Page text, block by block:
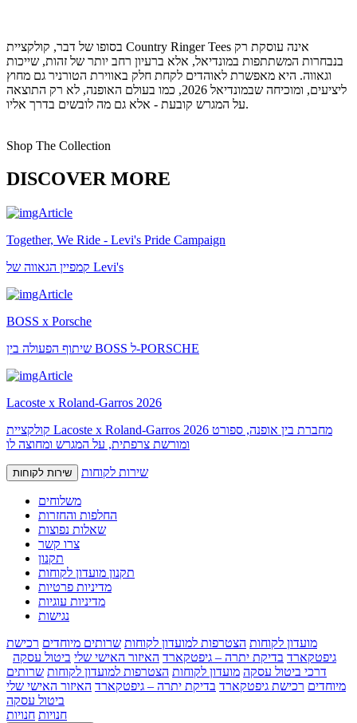
בסופו של דבר, קולקציית Country Ringer Tees אינה עוסקת רק
בנבחרות המשתתפות במונדיאל, אלא ברעיון רחב יותר של זהות, שייכות
וגאווה. היא מאפשרת לאוהדים לקחת חלק באווירת הטורניר גם מחוץ
ליציעים, ומוכיחה שבמונדיאל 2026, כמו בעולם האופנה, לא רק התוצאה
על המגרש קובעת - אלא גם מה לובשים בדרך אליו.
Shop The Collection
DISCOVER MORE
Together, We Ride - Levi's Pride Campaign
קמפיין הגאווה של Levi's
BOSS x Porsche
שיתוף הפעולה בין BOSS ל-PORSCHE
Lacoste x Roland-Garros 2026
קולקציית Lacoste x Roland-Garros 2026 מחברת בין אופנה, ספורט
ומורשת צרפתית, על המגרש ומחוצה לו
שירות לקוחות שירות לקוחות
משלוחים
החלפות והחזרות
שאלות נפוצות
צרו קשר
תקנון
תקנון מועדון לקוחות
מדיניות פרטיות
מדיניות עוגיות
נגישות
מועדון לקוחות הצטרפות למועדון לקוחות שרותים מיוחדים רכישת
גיפטקארד בדיקת יתרה – גיפטקארד האיזור האישי שלי ביטול עסקה
דרכי ביטול עסקה מועדון לקוחות הצטרפות למועדון לקוחות שרותים
מיוחדים רכישת גיפטקארד בדיקת יתרה – גיפטקארד האיזור האישי שלי
ביטול עסקה
חנויות חנויות